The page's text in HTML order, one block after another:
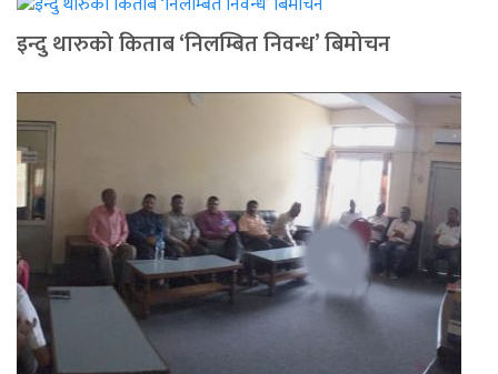
इन्दु थारुको किताब ‘निलम्बित निवन्ध’ बिमोचन